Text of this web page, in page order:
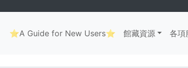
Main
navigation
⭐A Guide for New Users⭐ 館藏資源 各項